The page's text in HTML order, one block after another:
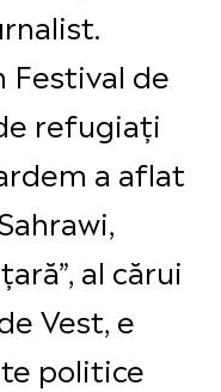
de
refugiați
a aflat
al cărui
Vest, e
politice